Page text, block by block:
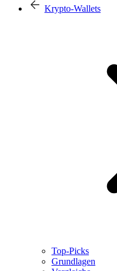
Krypto-Wallets
Top-Picks
Grundlagen